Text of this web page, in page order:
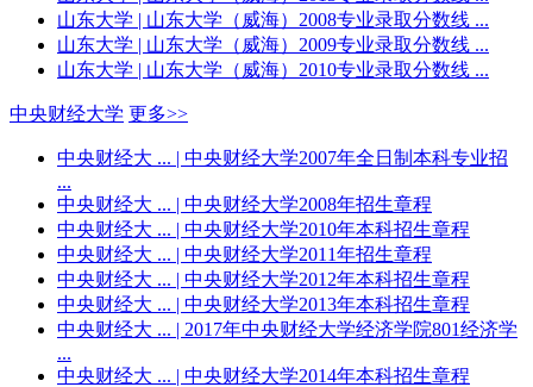
山东大学 | 山东大学（威海）2008专业录取分数线 ...
山东大学 | 山东大学（威海）2009专业录取分数线 ...
山东大学 | 山东大学（威海）2010专业录取分数线 ...
中央财经大学 更多>>
中央财经大 ... | 中央财经大学2007年全日制本科专业招
...
中央财经大 ... | 中央财经大学2008年招生章程
中央财经大 ... | 中央财经大学2010年本科招生章程
中央财经大 ... | 中央财经大学2011年招生章程
中央财经大 ... | 中央财经大学2012年本科招生章程
中央财经大 ... | 中央财经大学2013年本科招生章程
中央财经大 ... | 2017年中央财经大学经济学院801经济学
...
中央财经大 ... | 中央财经大学2014年本科招生章程